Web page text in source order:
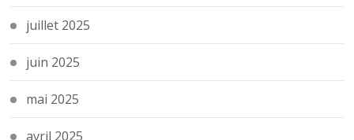
juillet 2025
juin 2025
mai 2025
avril 2025